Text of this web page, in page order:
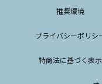
推奨環境
プライバシーポリシ
特商法に基づく表示